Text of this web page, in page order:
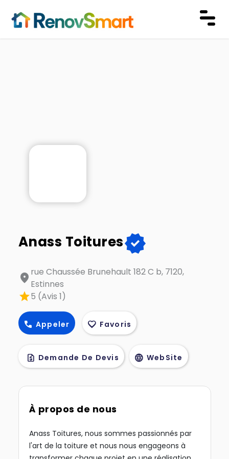
Anass Toituresverified
location_on rue Chaussée Brunehault 182 C b, 7120,
Estinnes
star5 (Avis 1)
call Appeler favorite Favoris
request_quote Demande De Devis language WebSite
À propos de nous
Anass Toitures, nous sommes passionnés par
l'art de la toiture et nous nous engageons à